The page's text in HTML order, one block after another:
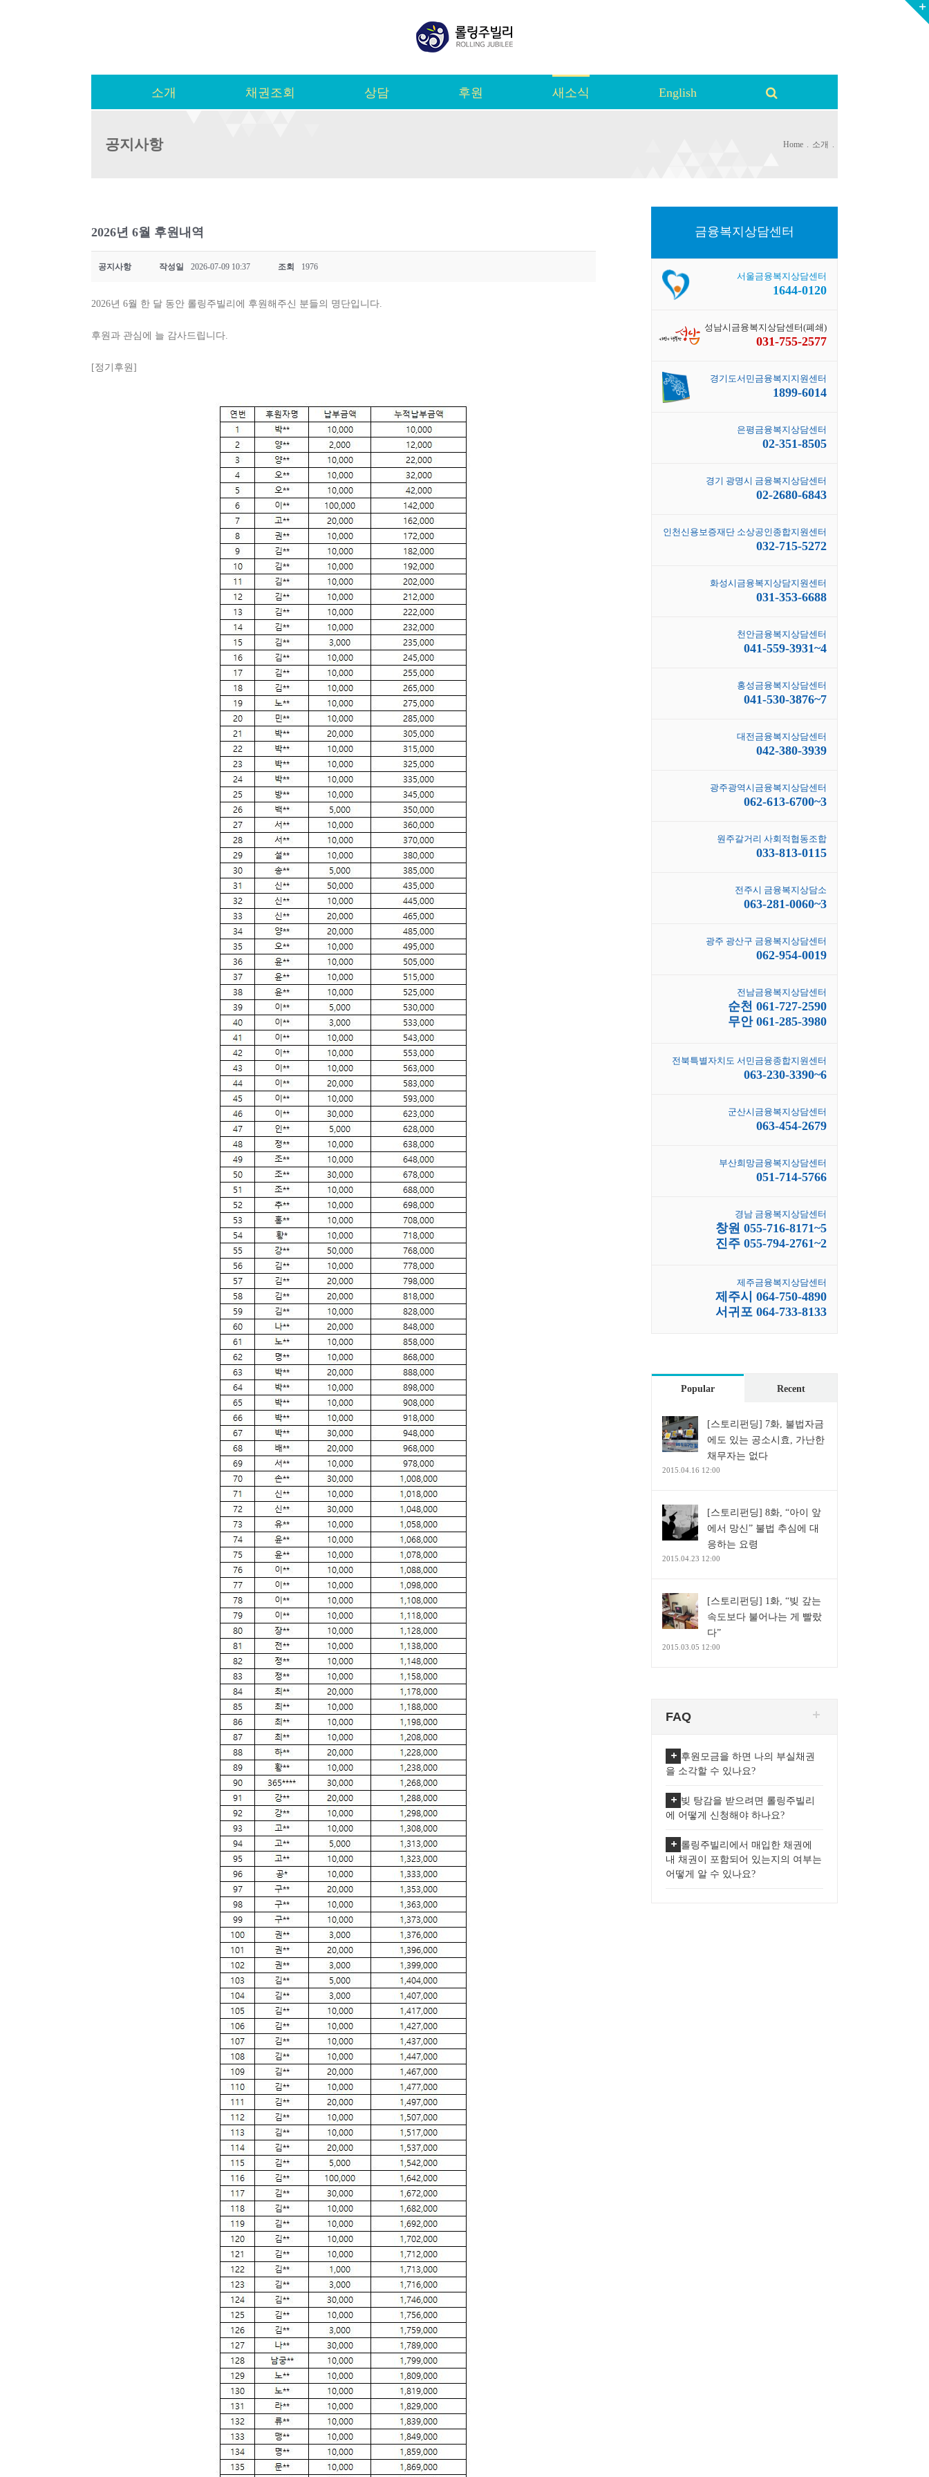
소개 채권조회 상담 후원 새소식 English
공지사항 Home . 소개 .
2026년 6월 후원내역
공지사항 작성일 2026-07-09 10:37 조회 1976
2026년 6월 한 달 동안 롤링주빌리에 후원해주신 분들의 명단입니다.
후원과 관심에 늘 감사드립니다.
[정기후원]
금융복지상담센터
서울금융복지상담센터
1644-0120
성남시금융복지상담센터(폐쇄)
031-755-2577
경기도서민금융복지지원센터
1899-6014
은평금융복지상담센터
02-351-8505
경기 광명시 금융복지상담센터
02-2680-6843
인천신용보증재단 소상공인종합지원센터
032-715-5272
화성시금융복지상담지원센터
031-353-6688
천안금융복지상담센터
041-559-3931~4
홍성금융복지상담센터
041-530-3876~7
대전금융복지상담센터
042-380-3939
광주광역시금융복지상담센터
062-613-6700~3
원주갈거리 사회적협동조합
033-813-0115
전주시 금융복지상담소
063-281-0060~3
광주 광산구 금융복지상담센터
062-954-0019
전남금융복지상담센터
순천 061-727-2590
무안 061-285-3980
전북특별자치도 서민금융종합지원센터
063-230-3390~6
군산시금융복지상담센터
063-454-2679
부산희망금융복지상담센터
051-714-5766
경남 금융복지상담센터
창원 055-716-8171~5
진주 055-794-2761~2
제주금융복지상담센터
제주시 064-750-4890
서귀포 064-733-8133
Popular Recent
[스토리펀딩] 7화, 불법자금
에도 있는 공소시효, 가난한
채무자는 없다
2015.04.16 12:00
[스토리펀딩] 8화, “아이 앞
에서 망신” 불법 추심에 대
응하는 요령
2015.04.23 12:00
[스토리펀딩] 1화, “빚 갚는
속도보다 불어나는 게 빨랐
다”
2015.03.05 12:00
FAQ
후원모금을 하면 나의 부실채권
을 소각할 수 있나요?
빚 탕감을 받으려면 롤링주빌리
에 어떻게 신청해야 하나요?
롤링주빌리에서 매입한 채권에
내 채권이 포함되어 있는지의 여부는
어떻게 알 수 있나요?